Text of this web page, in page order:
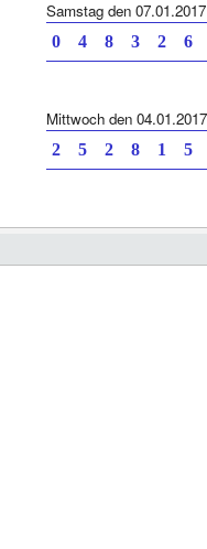
Samstag den 07.01.2017
0 4 8 3 2 6
Mittwoch den 04.01.2017
2 5 2 8 1 5